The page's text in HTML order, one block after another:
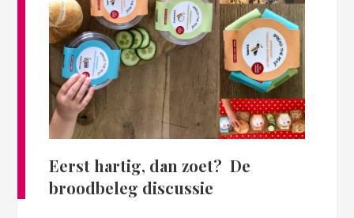
Eerst hartig, dan zoet? De
broodbeleg discussie